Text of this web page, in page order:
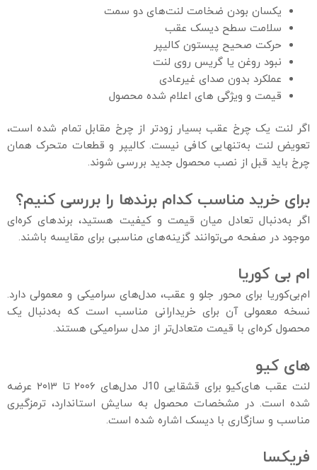
یکسان بودن ضخامت لنت‌های دو سمت
سلامت سطح دیسک عقب
حرکت صحیح پیستون کالیپر
نبود روغن یا گریس روی لنت
عملکرد بدون صدای غیرعادی
قیمت و ویژگی‌ های اعلام‌ شده محصول
اگر لنت یک چرخ عقب بسیار زودتر از چرخ مقابل تمام شده است،
تعویض لنت به‌تنهایی کافی نیست. کالیپر و قطعات متحرک همان
چرخ باید قبل از نصب محصول جدید بررسی شوند.
برای خرید مناسب کدام برندها را بررسی کنیم؟
اگر به‌دنبال تعادل میان قیمت و کیفیت هستید، برندهای کره‌ای
موجود در صفحه می‌توانند گزینه‌های مناسبی برای مقایسه باشند.
ام‌ بی‌ کوریا
ام‌بی‌کوریا برای محور جلو و عقب، مدل‌های سرامیکی و معمولی دارد.
نسخه معمولی آن برای خریدارانی مناسب است که به‌دنبال یک
محصول کره‌ای با قیمت متعادل‌تر از مدل سرامیکی هستند.
های‌ کیو
لنت عقب های‌کیو برای قشقایی J10 مدل‌های ۲۰۰۶ تا ۲۰۱۳ عرضه
شده است. در مشخصات محصول به سایش استاندارد، ترمزگیری
مناسب و سازگاری با دیسک اشاره شده است.
فریکسا